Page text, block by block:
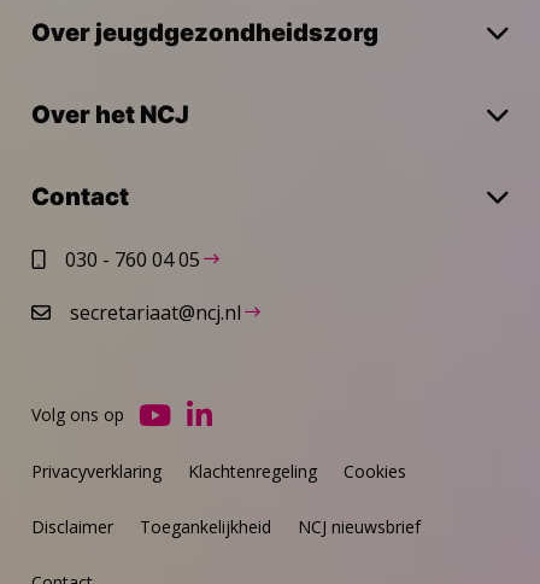
Over jeugdgezondheidszorg
Over het NCJ
Contact
030 - 760 04 05
secretariaat@ncj.nl
Privacyverklaring Klachtenregeling Cookies
Disclaimer Toegankelijkheid NCJ nieuwsbrief
Volg ons op
Ga
YouTube
Ga
LinkedIn